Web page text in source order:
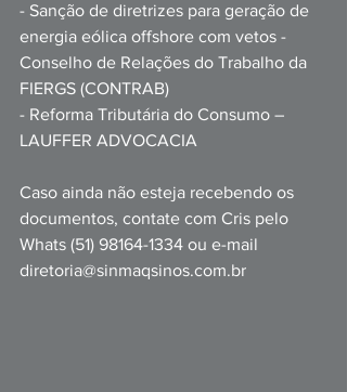
- Sanção de diretrizes para geração de
energia eólica offshore com vetos -
Conselho de Relações do Trabalho da
FIERGS (CONTRAB)
- Reforma Tributária do Consumo –
LAUFFER ADVOCACIA
Caso ainda não esteja recebendo os
documentos, contate com Cris pelo
Whats (51) 98164-1334 ou e-mail
diretoria@sinmaqsinos.com.br